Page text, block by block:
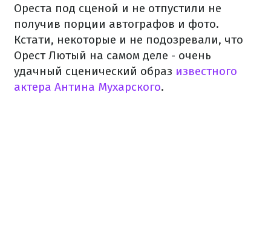
Ореста под сценой и не отпустили не
получив порции автографов и фото.
Кстати, некоторые и не подозревали, что
Орест Лютый на самом деле - очень
удачный сценический образ известного
актера Антина Мухарского.